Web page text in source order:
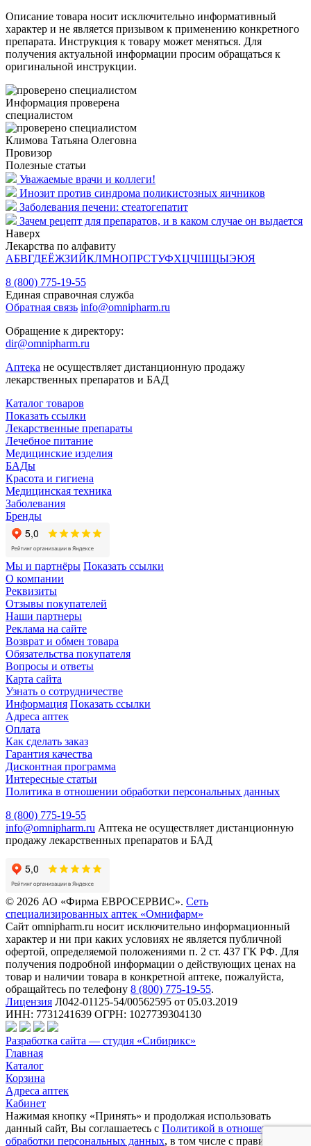
Описание товара носит исключительно информативный
характер и не является призывом к применению конкретного
препарата. Инструкция к товару может меняться. Для
получения актуальной информации просим обращаться к
оригинальной инструкции.
Информация проверена
специалистом
Климова Татьяна Олеговна
Провизор
Полезные статьи
Уважаемые врачи и коллеги!
Инозит против синдрома поликистозных яичников
Заболевания печени: стеатогепатит
Зачем рецепт для препаратов, и в каком случае он выдается
Наверх
Лекарства по алфавиту
АБВГДЕЁЖЗИЙКЛМНОПРСТУФХЦЧШЩЫЭЮЯ
8 (800) 775-19-55
Единая справочная служба
Обратная связь info@omnipharm.ru
Обращение к директору:
dir@omnipharm.ru
Аптека не осуществляет дистанционную продажу
лекарственных препаратов и БАД
Каталог товаров
Показать ссылки
Лекарственные препараты
Лечебное питание
Медицинские изделия
БАДы
Красота и гигиена
Медицинская техника
Заболевания
Бренды
Мы и партнёры Показать ссылки
О компании
Реквизиты
Отзывы покупателей
Наши партнеры
Реклама на сайте
Возврат и обмен товара
Обязательства покупателя
Вопросы и ответы
Карта сайта
Узнать о сотрудничестве
Информация Показать ссылки
Адреса аптек
Оплата
Как сделать заказ
Гарантия качества
Дисконтная программа
Интересные статьи
Политика в отношении обработки персональных данных
8 (800) 775-19-55
info@omnipharm.ru Аптека не осуществляет дистанционную
продажу лекарственных препаратов и БАД
© 2026 АО «Фирма ЕВРОСЕРВИС». Сеть
специализированных аптек «Омнифарм»
Сайт omnipharm.ru носит исключительно информационный
характер и ни при каких условиях не является публичной
офертой, определяемой положениями п. 2 ст. 437 ГК РФ. Для
получения подробной информации о действующих ценах на
товар и наличии товара в конкретной аптеке, пожалуйста,
обращайтесь по телефону 8 (800) 775-19-55.
Лицензия Л042-01125-54/00562595 от 05.03.2019
ИНН: 7731241639 ОГРН: 1027739304130
Разработка сайта — студия «Сибирикс»
Главная
Каталог
Корзина
Адреса аптек
Кабинет
Нажимая кнопку «Принять» и продолжая использовать
данный сайт, Вы соглашаетесь с Политикой в отношении
обработки персональных данных, в том числе с правилами